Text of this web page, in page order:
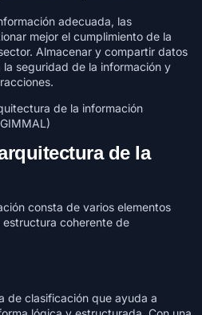
adecuada, las
mejor el cumplimiento de la
Almacenar y compartir datos
seguridad de la información y
de la
consta de varios elementos
coherente de
de clasificación que ayuda a